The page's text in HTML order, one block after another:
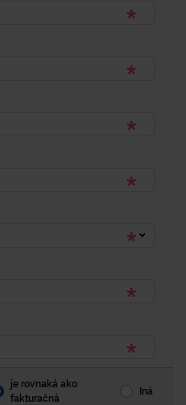
je rovnaká ako
fakturačná
Iná